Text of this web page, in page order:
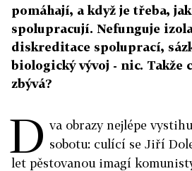
pomáhají, a když je třeba,
spolupracují. Nefunguje
diskreditace spoluprací,
biologický vývoj - nic. Takže
zbývá?
D va obrazy nejlépe
sobotu: culící se Jiří
let pěstovanou imagí